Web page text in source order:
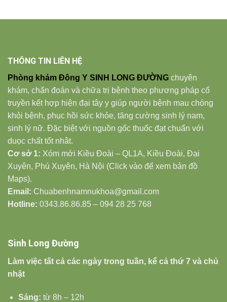
THÔNG TIN LIÊN HỆ
Phòng khám Đông Y SINH LONG ĐƯỜNG chuyên
khám, chẩn đoán và chữa trị bệnh theo phương pháp cổ
truyền kết hợp hiện đại tây y giúp người bệnh mau chóng
khỏi bệnh, phục hồi sức khỏe, tăng cường sinh lý nam,
sinh lý nữ. Đặc biệt với nguồn gốc thuốc đạt chuẩn với
duọc chất tốt nhât.
Cơ sở 1: Xóm mới Kiều Đoài – QL1A, Kiều Đoài, Đại
Xuyên, Phú Xuyên, Hà Nội (Click vào để xem bản đồ
Maps).
Email: Chuabenhnamnukhoa@gmail.com
Hotline: 0343.86.86.85 – 094 28 25 768
Sinh Long Đường
Làm việc tất cả các ngày trong tuần, kể cả thứ 7 và chủ
nhật
Sáng: từ 8h – 12h